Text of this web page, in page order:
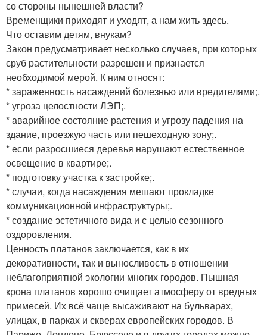
со стороны нынешней власти?
Временщики приходят и уходят, а нам жить здесь.
Что оставим детям, внукам?
Закон предусматривает несколько случаев, при которых
сруб растительности разрешен и признается
необходимой мерой. К ним относят:
* зараженность насаждений болезнью или вредителями;.
* угроза целостности ЛЭП;.
* аварийное состояние растения и угрозу падения на
здание, проезжую часть или пешеходную зону;.
* если разросшиеся деревья нарушают естественное
освещение в квартире;.
* подготовку участка к застройке;.
* случаи, когда насаждения мешают прокладке
коммуникационной инфраструктуры;.
* создание эстетичного вида и с целью сезонного
оздоровления.
Ценность платанов заключается, как в их
декоративности, так и выносливость в отношении
неблагоприятной экологии многих городов. Пышная
крона платанов хорошо очищает атмосферу от вредных
примесей. Их всё чаще высаживают на бульварах,
улицах, в парках и скверах европейских городов. В